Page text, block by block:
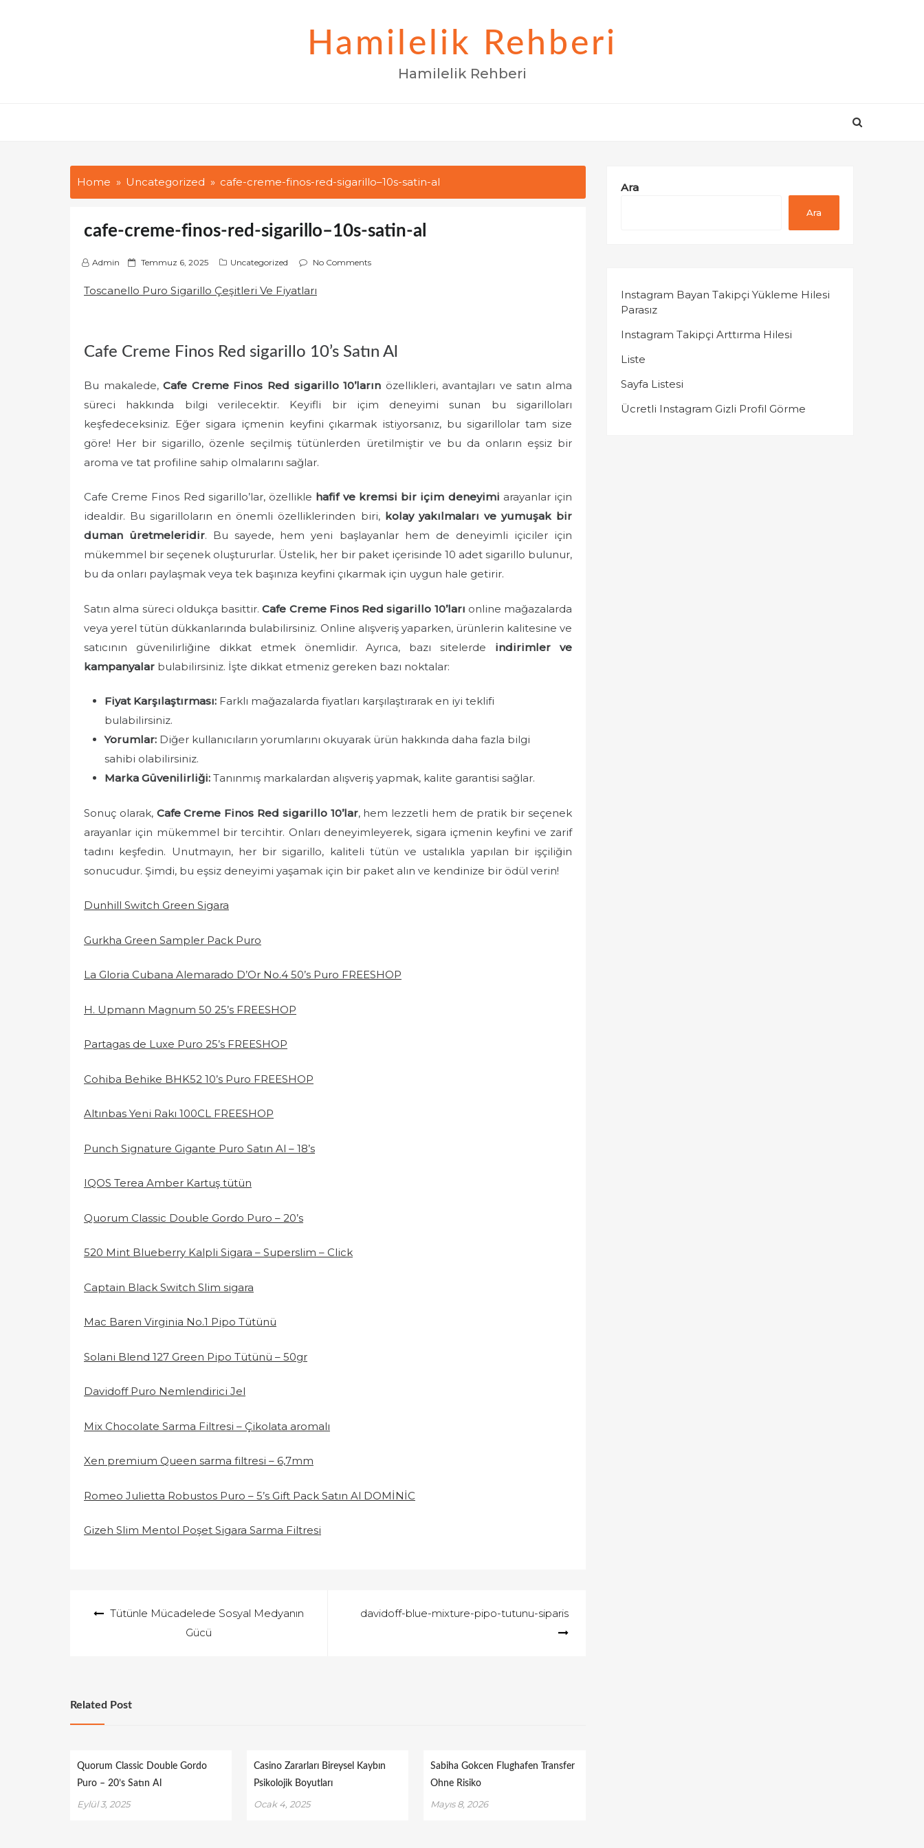
Hamilelik Rehberi
Hamilelik Rehberi
Home Uncategorized cafe-creme-finos-red-sigarillo–10s-satin-al
cafe-creme-finos-red-sigarillo–10s-satin-al
Admin
P
s
o
Temmuz 6, 2025 Uncategorized No Comments
Toscanello Puro Sigarillo Çeşitleri Ve Fiyatları
Cafe Creme Finos Red sigarillo 10’s Satın Al
Bu makalede,Cafe Creme Finos Red sigarillo 10’ların özellikleri, avantajları ve satın alma
süreci hakkında bilgi verilecektir. Keyifli bir içim deneyimi sunan bu sigarilloları
keşfedeceksiniz. Eğer sigara içmenin keyfini çıkarmak istiyorsanız, bu sigarillolar tam size
göre! Her bir sigarillo, özenle seçilmiş tütünlerden üretilmiştir ve bu da onların eşsiz bir
aroma ve tat profiline sahip olmalarını sağlar.
Cafe Creme Finos Red sigarillo’lar, özellikle hafif ve kremsi bir içim deneyimi arayanlar için
idealdir. Bu sigarilloların en önemli özelliklerinden biri, kolay yakılmaları ve yumuşak bir
duman üretmeleridir. Bu sayede, hem yeni başlayanlar hem de deneyimli içiciler için
mükemmel bir seçenek oluştururlar. Üstelik, her bir paket içerisinde 10 adet sigarillo bulunur,
bu da onları paylaşmak veya tek başınıza keyfini çıkarmak için uygun hale getirir.
Satın alma süreci oldukça basittir.Cafe Creme Finos Red sigarillo 10’ları online mağazalarda
veya yerel tütün dükkanlarında bulabilirsiniz. Online alışveriş yaparken, ürünlerin kalitesine ve
satıcının güvenilirliğine dikkat etmek önemlidir. Ayrıca, bazı sitelerde indirimler ve
kampanyalar bulabilirsiniz. İşte dikkat etmeniz gereken bazı noktalar:
Fiyat Karşılaştırması: Farklı mağazalarda fiyatları karşılaştırarak en iyi teklifi
bulabilirsiniz.
Yorumlar: Diğer kullanıcıların yorumlarını okuyarak ürün hakkında daha fazla bilgi
sahibi olabilirsiniz.
Marka Güvenilirliği: Tanınmış markalardan alışveriş yapmak, kalite garantisi sağlar.
Sonuç olarak, Cafe Creme Finos Red sigarillo 10’lar, hem lezzetli hem de pratik bir seçenek
arayanlar için mükemmel bir tercihtir. Onları deneyimleyerek, sigara içmenin keyfini ve zarif
tadını keşfedin. Unutmayın, her bir sigarillo, kaliteli tütün ve ustalıkla yapılan bir işçiliğin
sonucudur. Şimdi, bu eşsiz deneyimi yaşamak için bir paket alın ve kendinize bir ödül verin!
Dunhill Switch Green Sigara
Gurkha Green Sampler Pack Puro
La Gloria Cubana Alemarado D’Or No.4 50’s Puro FREESHOP
H. Upmann Magnum 50 25’s FREESHOP
Partagas de Luxe Puro 25’s FREESHOP
Cohiba Behike BHK52 10’s Puro FREESHOP
Altınbas Yeni Rakı 100CL FREESHOP
Punch Signature Gigante Puro Satın Al – 18’s
IQOS Terea Amber Kartuş tütün
Quorum Classic Double Gordo Puro – 20’s
520 Mint Blueberry Kalpli Sigara – Superslim – Click
Captain Black Switch Slim sigara
Mac Baren Virginia No.1 Pipo Tütünü
Solani Blend 127 Green Pipo Tütünü – 50gr
Davidoff Puro Nemlendirici Jel
Mix Chocolate Sarma Filtresi – Çikolata aromalı
Xen premium Queen sarma filtresi – 6,7mm
Romeo Julietta Robustos Puro – 5’s Gift Pack Satın Al DOMİNİC
Gizeh Slim Mentol Poşet Sigara Sarma Filtresi
gezinmesi
Tütünle Mücadelede Sosyal Medyanın
Gücü
davidoff-blue-mixture-pipo-tutunu-siparis
Related Post
Quorum Classic Double Gordo
Puro – 20’s Satın Al
Eylül 3, 2025
Casino Zararları Bireysel Kaybın
Psikolojik Boyutları
Ocak 4, 2025
Sabiha Gokcen Flughafen Transfer
Ohne Risiko
Mayıs 8, 2026
Ara
Ara
Instagram Bayan Takipçi Yükleme Hilesi
Parasız
Instagram Takipçi Arttırma Hilesi
Liste
Sayfa Listesi
Ücretli Instagram Gizli Profil Görme